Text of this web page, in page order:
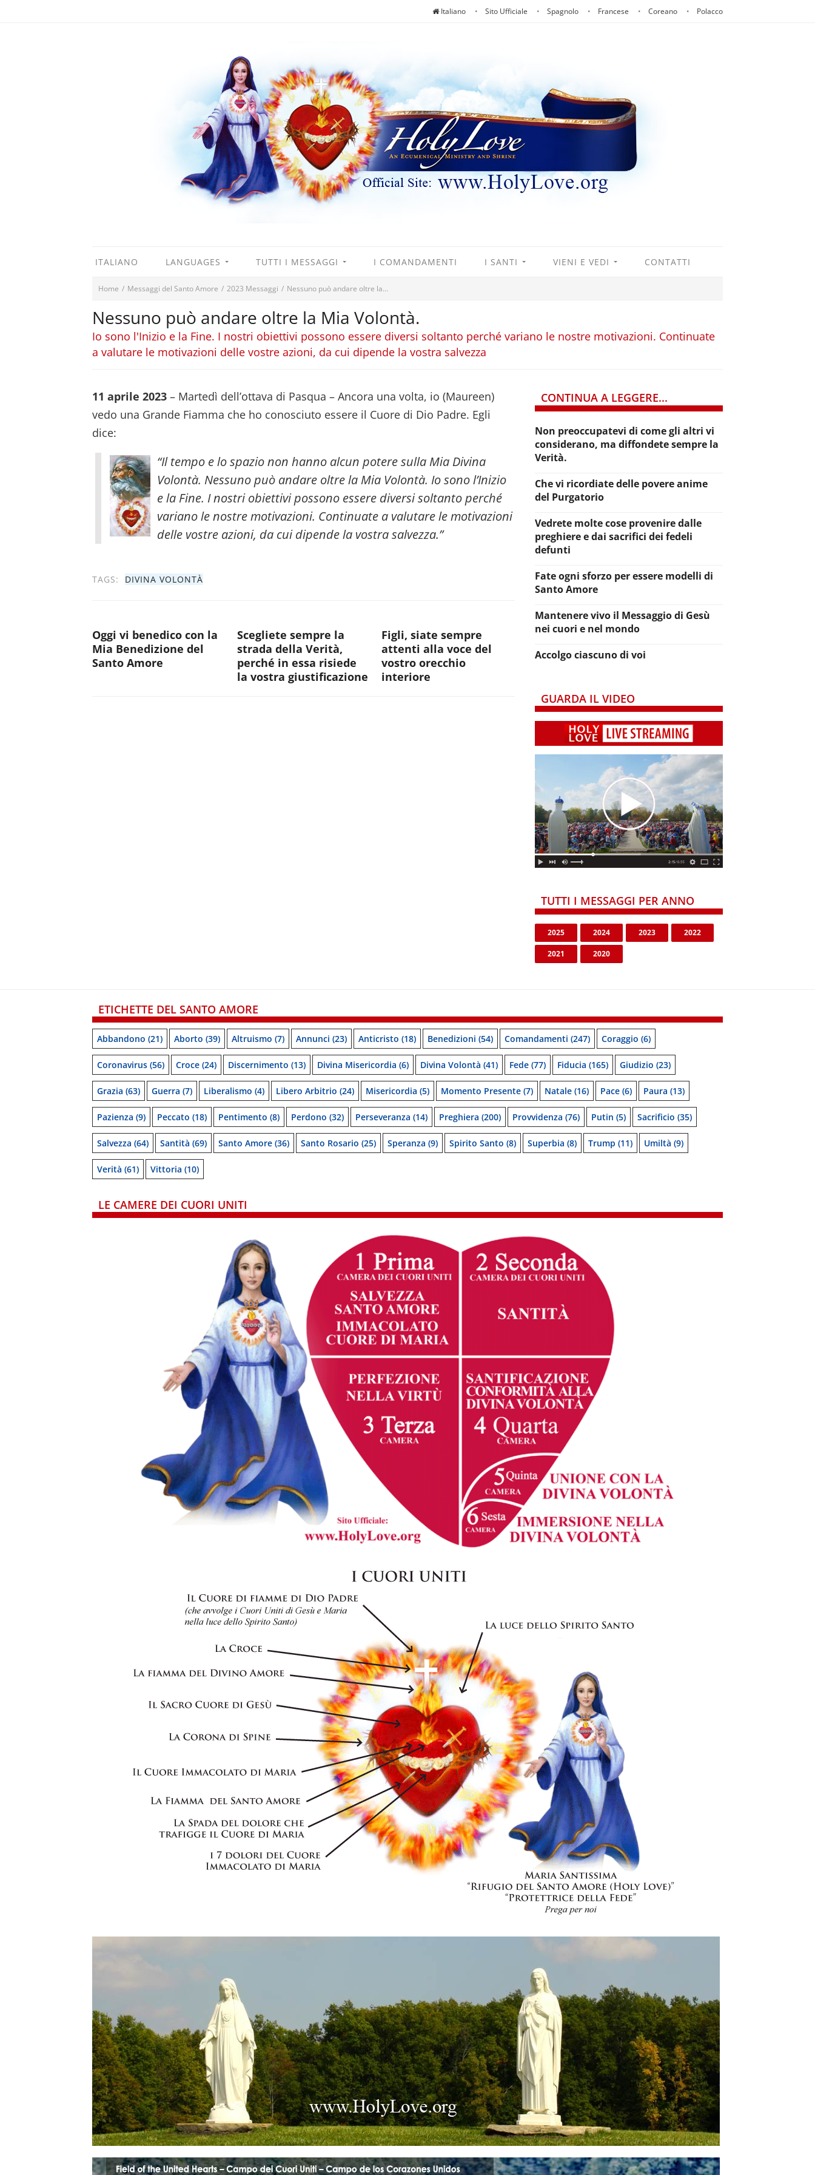
Italiano Sito Ufficiale Spagnolo Francese Coreano Polacco
ITALIANO LANGUAGES TUTTI I MESSAGGI I COMANDAMENTI I SANTI VIENI E VEDI CONTATTI
Home / Messaggi del Santo Amore / 2023 Messaggi / Nessuno può andare oltre la...
Nessuno può andare oltre la Mia Volontà.
Io sono l'Inizio e la Fine. I nostri obiettivi possono essere diversi soltanto perché variano le nostre motivazioni. Continuate
a valutare le motivazioni delle vostre azioni, da cui dipende la vostra salvezza
11 aprile 2023 – Martedì dell’ottava di Pasqua – Ancora una volta, io (Maureen)
vedo una Grande Fiamma che ho conosciuto essere il Cuore di Dio Padre. Egli
dice:
“Il tempo e lo spazio non hanno alcun potere sulla Mia Divina
Volontà. Nessuno può andare oltre la Mia Volontà. Io sono l’Inizio
e la Fine. I nostri obiettivi possono essere diversi soltanto perché
variano le nostre motivazioni. Continuate a valutare le motivazioni
delle vostre azioni, da cui dipende la vostra salvezza.”
TAGS: DIVINA VOLONTÀ
Oggi vi benedico con la
Mia Benedizione del
Santo Amore
Scegliete sempre la
strada della Verità,
perché in essa risiede
la vostra giustificazione
Figli, siate sempre
attenti alla voce del
vostro orecchio
interiore
CONTINUA A LEGGERE...
Non preoccupatevi di come gli altri vi
considerano, ma diffondete sempre la
Verità.
Che vi ricordiate delle povere anime
del Purgatorio
Vedrete molte cose provenire dalle
preghiere e dai sacrifici dei fedeli
defunti
Fate ogni sforzo per essere modelli di
Santo Amore
Mantenere vivo il Messaggio di Gesù
nei cuori e nel mondo
Accolgo ciascuno di voi
GUARDA IL VIDEO
TUTTI I MESSAGGI PER ANNO
2025 2024 2023 2022
2021 2020
ETICHETTE DEL SANTO AMORE
Abbandono (21) Aborto (39) Altruismo (7) Annunci (23) Anticristo (18) Benedizioni (54) Comandamenti (247) Coraggio (6)
Coronavirus (56) Croce (24) Discernimento (13) Divina Misericordia (6) Divina Volontà (41) Fede (77) Fiducia (165) Giudizio (23)
Grazia (63) Guerra (7) Liberalismo (4) Libero Arbitrio (24) Misericordia (5) Momento Presente (7) Natale (16) Pace (6) Paura (13)
Pazienza (9) Peccato (18) Pentimento (8) Perdono (32) Perseveranza (14) Preghiera (200) Provvidenza (76) Putin (5) Sacrificio (35)
Salvezza (64) Santità (69) Santo Amore (36) Santo Rosario (25) Speranza (9) Spirito Santo (8) Superbia (8) Trump (11) Umiltà (9)
Verità (61) Vittoria (10)
LE CAMERE DEI CUORI UNITI